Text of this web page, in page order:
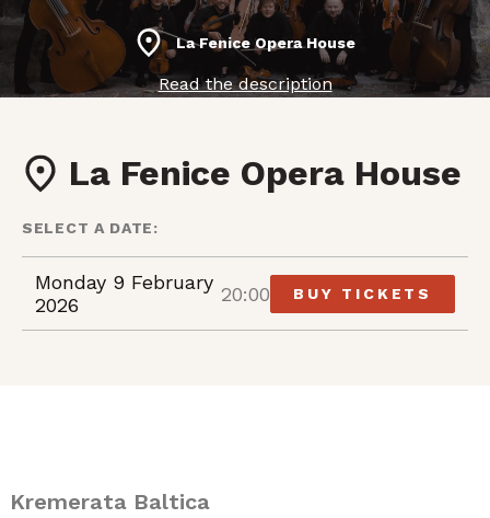
La Fenice Opera House
Read the description
La Fenice Opera House
SELECT A DATE:
Monday 9 February
2026
20:00 BUY TICKETS
Kremerata Baltica